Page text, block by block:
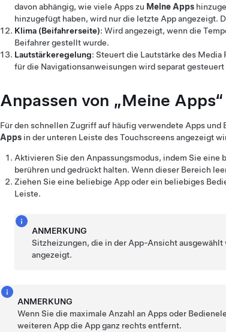
davon abhängig, wie viele Apps zu Meine Apps
hinzugefügt haben, wird nur die letzte App angezeigt.
Klima (Beifahrerseite): Wird angezeigt, wenn die
Beifahrer gestellt wurde.
Lautstärkeregelung: Steuert die Lautstärke des Media
für die Navigationsanweisungen wird separat gesteuert
Anpassen von „Meine Apps“
Für den schnellen Zugriff auf häufig verwendete Apps
Apps in der unteren Leiste des Touchscreens angezeigt
Aktivieren Sie den Anpassungsmodus, indem Sie
berühren und gedrückt halten. Wenn dieser Bereich
Ziehen Sie eine beliebige App oder ein beliebiges
Leiste.
ANMERKUNG
Sitzheizungen, die in der App-Ansicht ausgewählt
angezeigt.
ANMERKUNG
Wenn Sie die maximale Anzahl an Apps oder
weiteren App die App ganz rechts entfernt.